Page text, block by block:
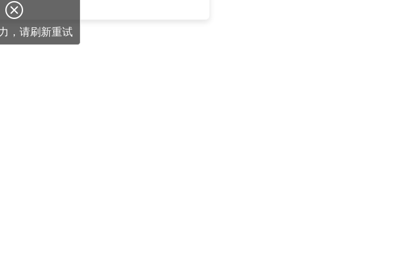

，请刷新重试